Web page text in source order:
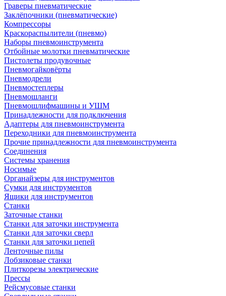
Граверы пневматические
Заклёпочники (пневматические)
Компрессоры
Краскораспылители (пневмо)
Наборы пневмоинструмента
Отбойные молотки пневматические
Пистолеты продувочные
Пневмогайковёрты
Пневмодрели
Пневмостеплеры
Пневмошланги
Пневмошлифмашины и УШМ
Принадлежности для подключения
Адаптеры для пневмоинструмента
Переходники для пневмоинструмента
Прочие принадлежности для пневмоинструмента
Соединения
Системы хранения
Носимые
Органайзеры для инструментов
Сумки для инструментов
Ящики для инструментов
Станки
Заточные станки
Станки для заточки инструмента
Станки для заточки сверл
Станки для заточки цепей
Ленточные пилы
Лобзиковые станки
Плиткорезы электрические
Прессы
Рейсмусовые станки